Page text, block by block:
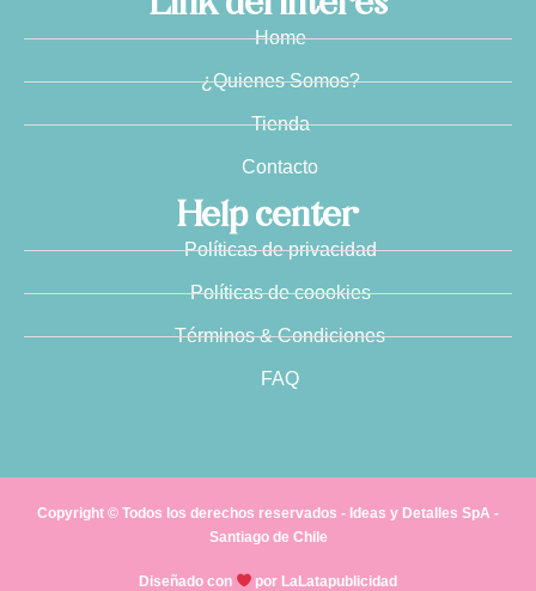
Home
¿Quienes Somos?
Tienda
Contacto
Help center
Políticas de privacidad
Políticas de coookies
Términos & Condiciones
FAQ
Copyright © Todos los derechos reservados - Ideas y Detalles SpA -
Santiago de Chile
Diseñado con por LaLatapublicidad